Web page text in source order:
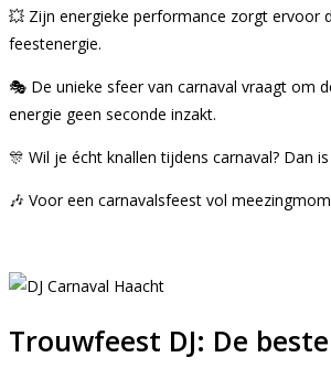
💥 Zijn energieke performance zorgt ervoor
feestenergie.
🎭 De unieke sfeer van carnaval vraagt om
energie geen seconde inzakt.
🎊 Wil je écht knallen tijdens carnaval? Dan
🎶 Voor een carnavalsfeest vol
Trouwfeest DJ: De